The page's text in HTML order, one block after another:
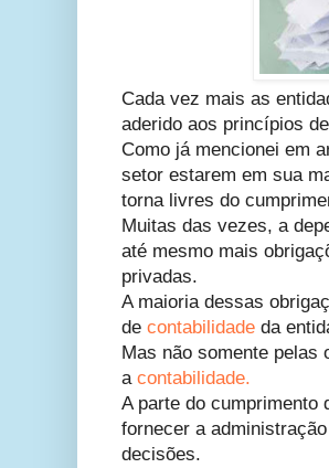
Cada vez mais as
aderido aos princípios
Como já mencionei em
setor estarem em sua
torna livres do
Muitas das vezes, a
até mesmo mais
privadas.
A maioria dessas
de contabilidade da
Mas não somente pelas
a contabilidade.
A parte do
fornecer a
decisões.